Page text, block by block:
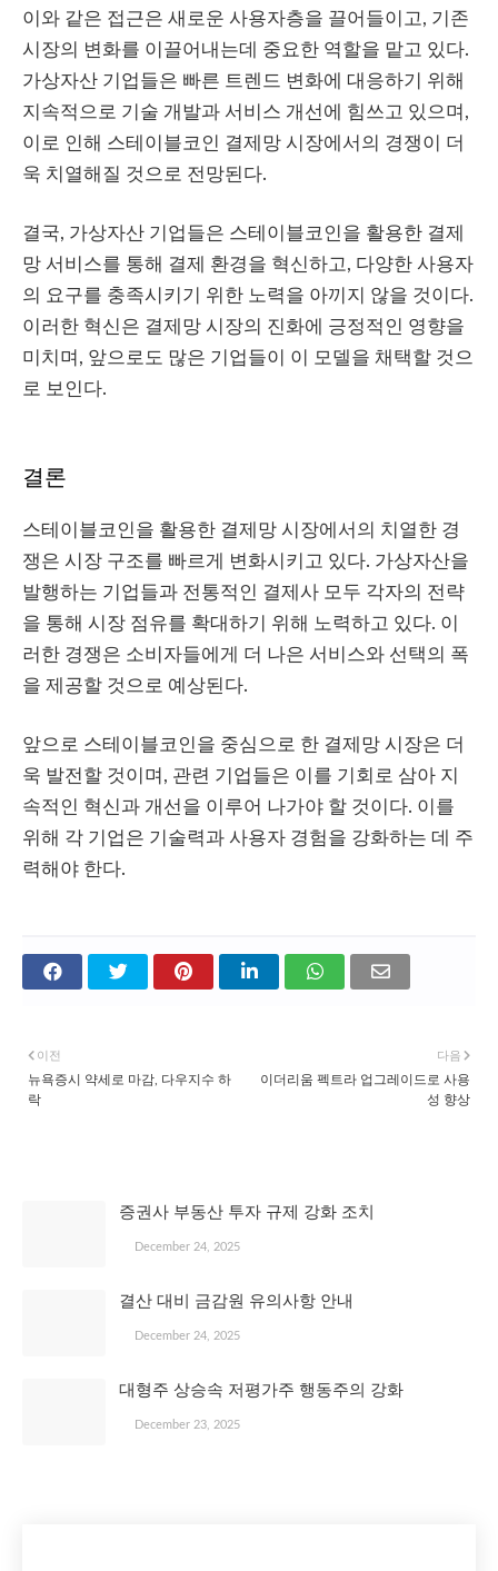
이와 같은 접근은 새로운 사용자층을 끌어들이고, 기존
시장의 변화를 이끌어내는데 중요한 역할을 맡고 있다.
가상자산 기업들은 빠른 트렌드 변화에 대응하기 위해
지속적으로 기술 개발과 서비스 개선에 힘쓰고 있으며,
이로 인해 스테이블코인 결제망 시장에서의 경쟁이 더
욱 치열해질 것으로 전망된다.
결국, 가상자산 기업들은 스테이블코인을 활용한 결제
망 서비스를 통해 결제 환경을 혁신하고, 다양한 사용자
의 요구를 충족시키기 위한 노력을 아끼지 않을 것이다.
이러한 혁신은 결제망 시장의 진화에 긍정적인 영향을
미치며, 앞으로도 많은 기업들이 이 모델을 채택할 것으
로 보인다.
결론
스테이블코인을 활용한 결제망 시장에서의 치열한 경
쟁은 시장 구조를 빠르게 변화시키고 있다. 가상자산을
발행하는 기업들과 전통적인 결제사 모두 각자의 전략
을 통해 시장 점유를 확대하기 위해 노력하고 있다. 이
러한 경쟁은 소비자들에게 더 나은 서비스와 선택의 폭
을 제공할 것으로 예상된다.
앞으로 스테이블코인을 중심으로 한 결제망 시장은 더
욱 발전할 것이며, 관련 기업들은 이를 기회로 삼아 지
속적인 혁신과 개선을 이루어 나가야 할 것이다. 이를
위해 각 기업은 기술력과 사용자 경험을 강화하는 데 주
력해야 한다.
다음
이더리움 펙트라 업그레이드로 사용
성 향상
이전
뉴욕증시 약세로 마감, 다우지수 하
락
증권사 부동산 투자 규제 강화 조치
December 24, 2025
결산 대비 금감원 유의사항 안내
December 24, 2025
대형주 상승속 저평가주 행동주의 강화
December 23, 2025